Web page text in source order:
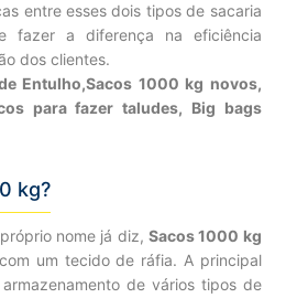
entre esses dois tipos de sacaria
fazer a diferença na eficiência
dos clientes.
Entulho,Sacos 1000 kg novos,
para fazer taludes, Big bags
kg?
nome já diz, Sacos 1000 kg
um tecido de ráfia. A principal
de vários tipos de